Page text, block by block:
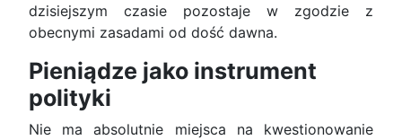
dzisiejszym czasie pozostaje w zgodzie z
obecnymi zasadami od dość dawna.
Pieniądze jako instrument
polityki
Nie ma absolutnie miejsca na kwestionowanie